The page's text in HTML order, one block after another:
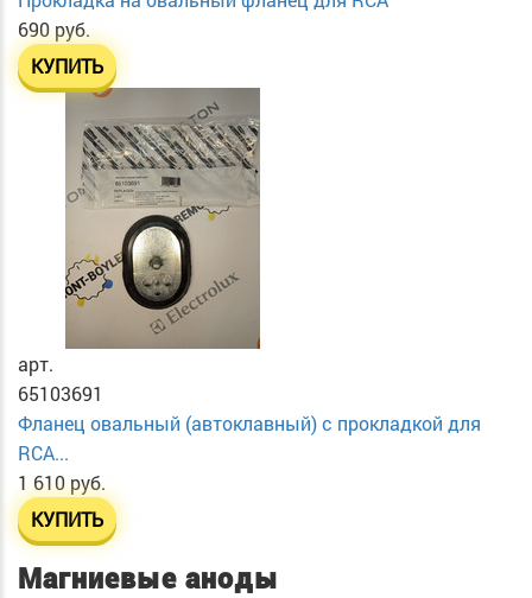
690 руб.
КУПИТЬ
арт.
65103691
Фланец овальный (автоклавный) с прокладкой для
RCA...
1 610 руб.
КУПИТЬ
Магниевые аноды